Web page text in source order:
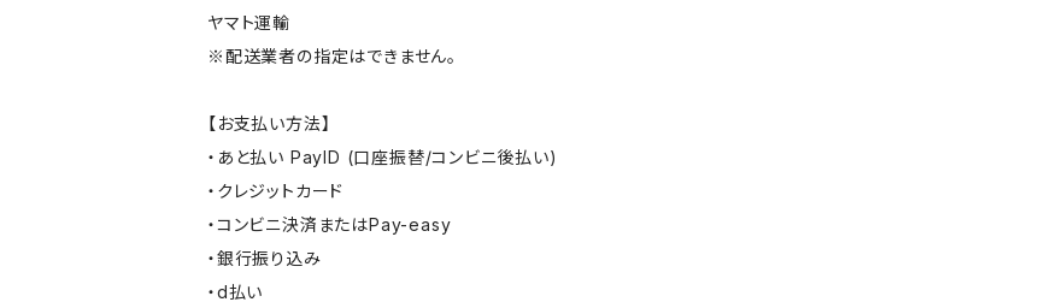
ヤマト運輸
※配送業者の指定はできません。
【お支払い方法】
・あと払い PayID (口座振替/コンビニ後払い)
・クレジットカード
・コンビニ決済またはPay-easy
・銀行振り込み
・d払い